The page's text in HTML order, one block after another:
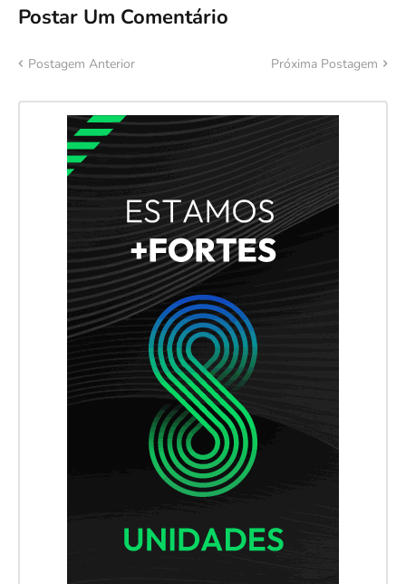
Postar Um Comentário
Postagem Anterior Próxima Postagem